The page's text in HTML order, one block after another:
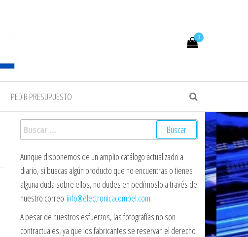
0
PEDIR PRESUPUESTO
Buscar:
Aunque disponemos de un amplio catálogo actualizado a
diario, si buscas algún producto que no encuentras o tienes
alguna duda sobre ellos, no dudes en pedírnoslo a través de
nuestro correo info@electronicacompel.com.
A pesar de nuestros esfuerzos, las fotografías no son
contractuales, ya que los fabricantes se reservan el derecho